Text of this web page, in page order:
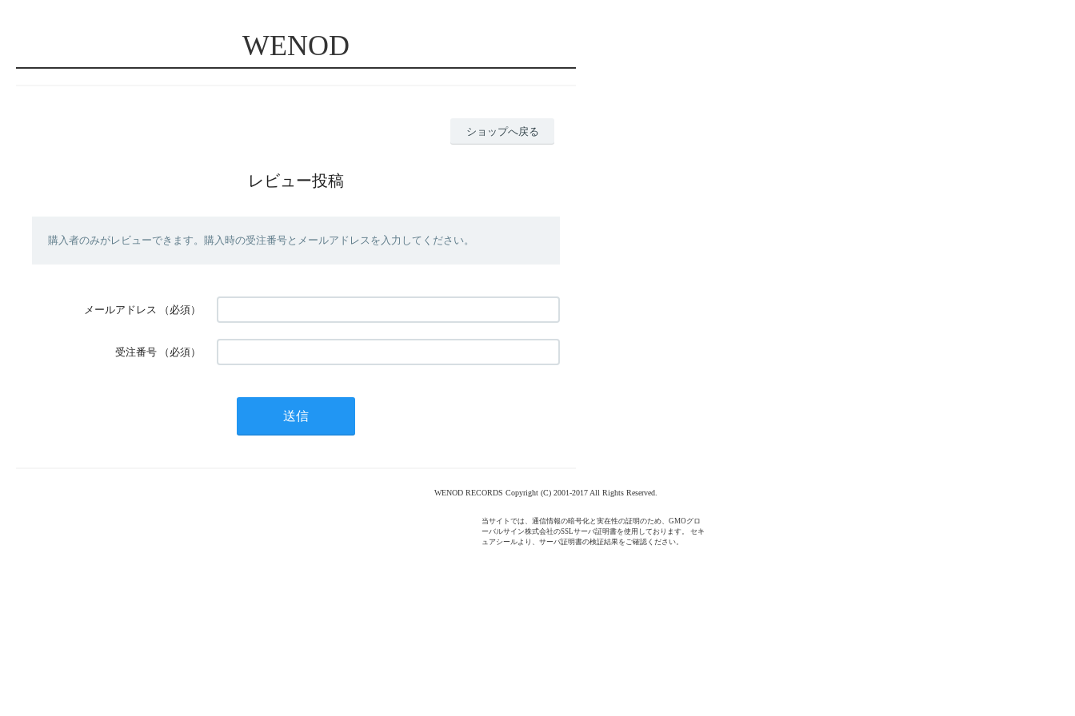
WENOD
ショップへ戻る
レビュー投稿
購入者のみがレビューできます。購入時の受注番号とメールアドレスを入力してください。
メールアドレス （必須）
受注番号 （必須）
WENOD RECORDS Copyright (C) 2001-2017 All Rights Reserved.
当サイトでは、通信情報の暗号化と実在性の証明のため、GMOグロ
ーバルサイン株式会社のSSLサーバ証明書を使用しております。 セキ
ュアシールより、サーバ証明書の検証結果をご確認ください。